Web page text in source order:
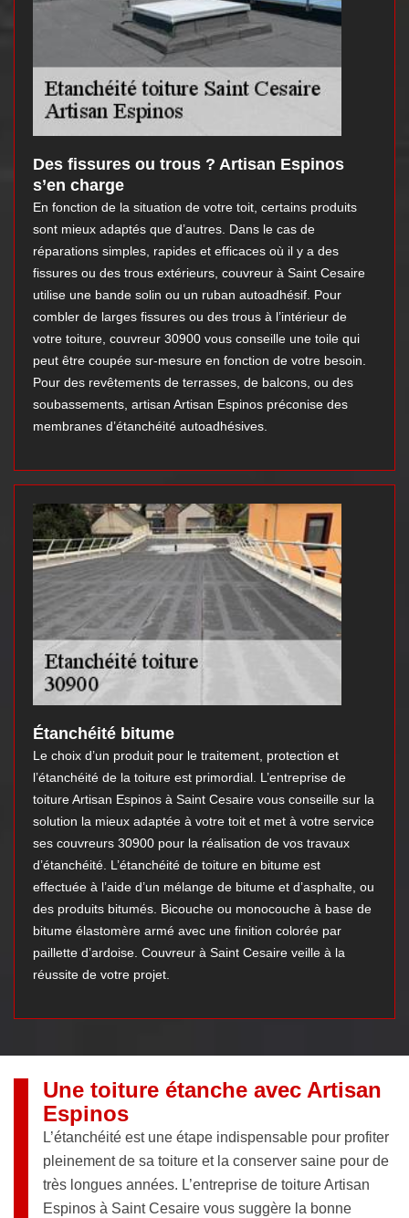
Des fissures ou trous ? Artisan Espinos
s’en charge
En fonction de la situation de votre toit, certains produits
sont mieux adaptés que d’autres. Dans le cas de
réparations simples, rapides et efficaces où il y a des
fissures ou des trous extérieurs, couvreur à Saint Cesaire
utilise une bande solin ou un ruban autoadhésif. Pour
combler de larges fissures ou des trous à l’intérieur de
votre toiture, couvreur 30900 vous conseille une toile qui
peut être coupée sur-mesure en fonction de votre besoin.
Pour des revêtements de terrasses, de balcons, ou des
soubassements, artisan Artisan Espinos préconise des
membranes d’étanchéité autoadhésives.
Étanchéité bitume
Le choix d’un produit pour le traitement, protection et
l’étanchéité de la toiture est primordial. L’entreprise de
toiture Artisan Espinos à Saint Cesaire vous conseille sur la
solution la mieux adaptée à votre toit et met à votre service
ses couvreurs 30900 pour la réalisation de vos travaux
d’étanchéité. L’étanchéité de toiture en bitume est
effectuée à l’aide d’un mélange de bitume et d’asphalte, ou
des produits bitumés. Bicouche ou monocouche à base de
bitume élastomère armé avec une finition colorée par
paillette d’ardoise. Couvreur à Saint Cesaire veille à la
réussite de votre projet.
Une toiture étanche avec Artisan
Espinos
L’étanchéité est une étape indispensable pour profiter
pleinement de sa toiture et la conserver saine pour de
très longues années. L’entreprise de toiture Artisan
Espinos à Saint Cesaire vous suggère la bonne